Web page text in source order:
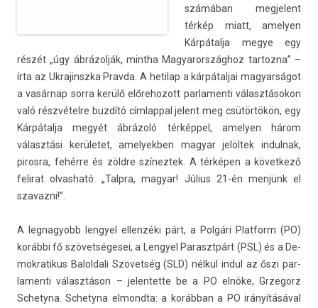
számában meg­jelent
térkép miatt, amely­en
Kárpátalja megye egy
részét „úgy ábrázolják, mintha Magyarország­hoz tar­tozna” –
írta az Uk­rajinszka Prav­da. A hetilap a kár­pátal­jai magyar­ságot
a vasárnap sorra kerülő előrehozott par­lamen­ti választásokon
való részvételre buzdító cím­lapp­al jelent meg csütörtökön, egy
Kárpátalja megyét ábrázoló térképpel, amely­en három
választási kerületet, amelyekb­en magyar jelöltek in­dul­nak,
piros­ra, fehérre és zöldre színez­tek. A térképen a követ­kező
felirat ol­vasható: „Talpra, magyar! Július 21-én menjünk el
szavaz­ni!”.
A leg­nagyobb len­gyel el­lenzéki párt, a Polgári Plat­form (PO)
korábbi fő szövetségesei, a Len­gyel Para­sztpárt (PSL) és a De­
mok­ratikus Balol­dali Szövetség (SLD) nélkül indul az őszi par­
lamen­ti választáson – jelen­tette be a PO elnöke, Grzegorz
Schetyna. Schetyna el­mondta: a korábban a PO irányításával